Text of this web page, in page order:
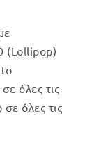
(Lollipop)
όλες τις
όλες τις